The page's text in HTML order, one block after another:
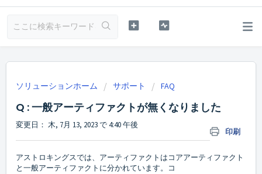
ソリューションホーム サポート FAQ
Q : 一般アーティファクトが無くなりました
印刷
変更日： 木, 7月 13, 2023 で 4:40 午後
アストロキングスでは、アーティファクトはコアアーティファクト
と一般アーティファクトに分かれています。コ